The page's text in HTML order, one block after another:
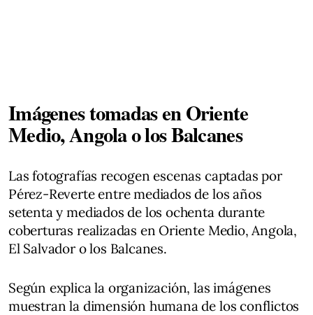
Imágenes tomadas en Oriente
Medio, Angola o los Balcanes
Las fotografías recogen escenas captadas por
Pérez-Reverte entre mediados de los años
setenta y mediados de los ochenta durante
coberturas realizadas en Oriente Medio, Angola,
El Salvador o los Balcanes.
Según explica la organización, las imágenes
muestran la dimensión humana de los conflictos